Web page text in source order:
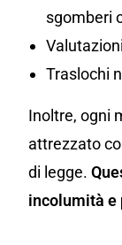
sgomberi
Traslochi
Inoltre, ogni
attrezzato
di legge.
incolumità e